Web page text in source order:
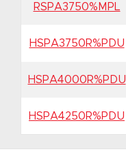
RSPA3750%MPL
HSPA3750R%PDU
HSPA4000R%PDU
HSPA4250R%PDU